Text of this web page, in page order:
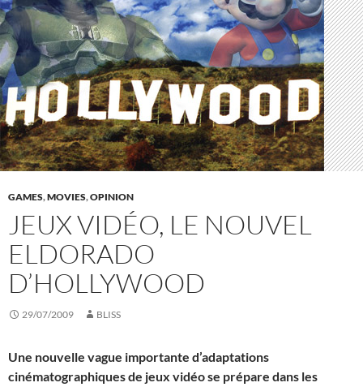
GAMES,MOVIES,OPINION
JEUX VIDÉO, LE NOUVEL
ELDORADO
D’HOLLYWOOD
29/07/2009 BLISS
Une nouvelle vague importante d’adaptations
cinématographiques de jeux vidéo se prépare dans les